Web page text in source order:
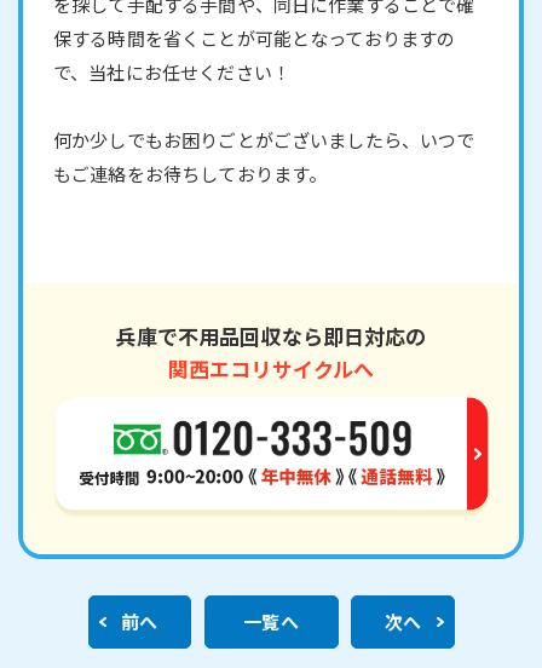
保する時間を省くことが可能となっておりますの
で、当社にお任せください！
何か少しでもお困りごとがございましたら、いつで
もご連絡をお待ちしております。
兵庫で不用品回収なら即日対応の
関西エコリサイクルへ
前へ 一覧へ 次へ